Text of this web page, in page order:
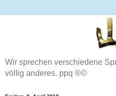
Wir sprechen verschiedene
völlig anderes. ppq ®©